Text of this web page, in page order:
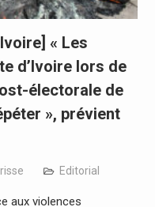
« Les
d’Ivoire lors de
électorale de
», prévient
Editorial
aux violences